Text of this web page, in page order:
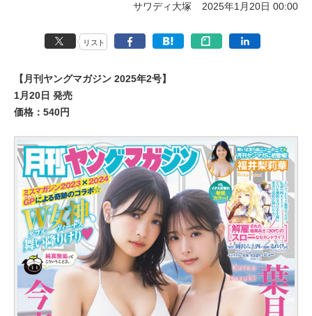
サワディ大塚 2025年1月20日 00:00
リスト
【月刊ヤングマガジン 2025年2号】
1月20日 発売
価格：540円